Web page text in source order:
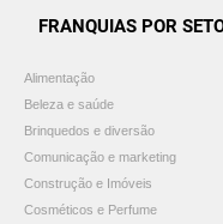
FRANQUIAS POR
Alimentação
Beleza e saúde
Brinquedos e diversão
Comunicação e marketing
Construção e Imóveis
Cosméticos e Perfume